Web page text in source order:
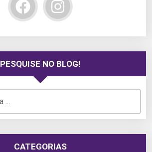
PESQUISE NO BLOG!
CATEGORIAS